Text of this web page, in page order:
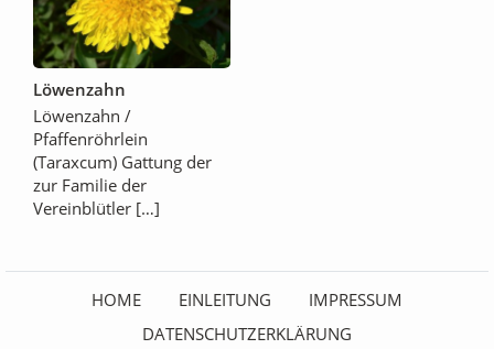
Löwenzahn
Löwenzahn /
Pfaffenröhrlein
(Taraxcum) Gattung der
zur Familie der
Vereinblütler […]
HOME EINLEITUNG
IMPRESSUM
DATENSCHUTZERKLÄRUNG